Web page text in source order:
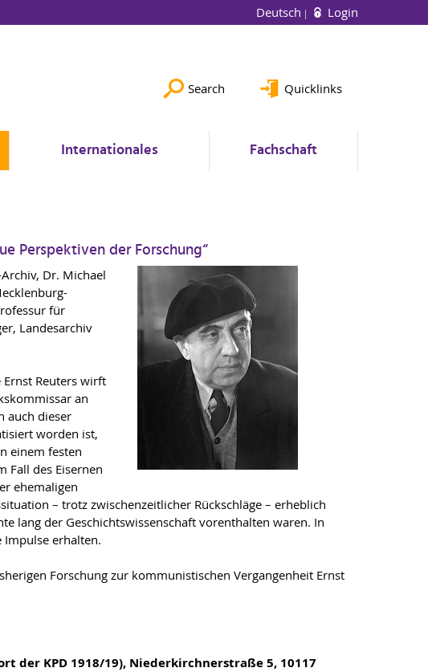
Deutsch Login
Search Quicklinks
Internationales Fachschaft
Perspektiven der Forschung“
Dr. Michael
für
Landesarchiv
Reuters wirft
an
auch dieser
worden ist,
einem festen
Fall des Eisernen
ehemaligen
– trotz zwischenzeitlicher Rückschläge – erheblich
lang der Geschichtswissenschaft vorenthalten waren. In
Impulse erhalten.
Forschung zur kommunistischen Vergangenheit Ernst
der KPD 1918/19), Niederkirchnerstraße 5, 10117